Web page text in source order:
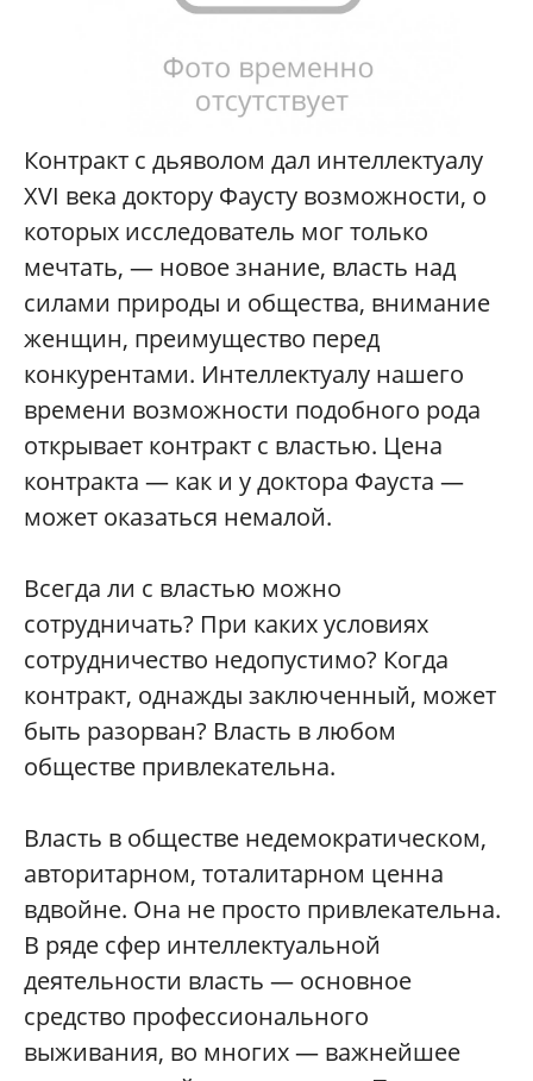
Контракт с дьяволом дал интеллектуалу
XVI века доктору Фаусту возможности, о
которых исследователь мог только
мечтать, — новое знание, власть над
силами природы и общества, внимание
женщин, преимущество перед
конкурентами. Интеллектуалу нашего
времени возможности подобного рода
открывает контракт с властью. Цена
контракта — как и у доктора Фауста —
может оказаться немалой.
Всегда ли с властью можно
сотрудничать? При каких условиях
сотрудничество недопустимо? Когда
контракт, однажды заключенный, может
быть разорван? Власть в любом
обществе привлекательна.
Власть в обществе недемократическом,
авторитарном, тоталитарном ценна
вдвойне. Она не просто привлекательна.
В ряде сфер интеллектуальной
деятельности власть — основное
средство профессионального
выживания, во многих — важнейшее